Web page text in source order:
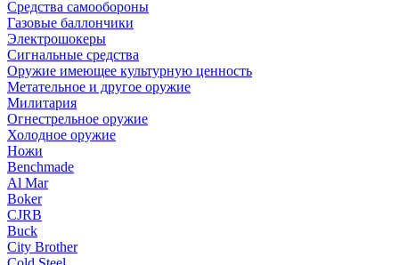
Средства самообороны
Газовые баллончики
Электрошокеры
Сигнальные средства
Оружие имеющее культурную ценность
Метательное и другое оружие
Милитария
Огнестрельное оружие
Холодное оружие
Ножи
Benchmade
Al Mar
Boker
CJRB
Buck
City Brother